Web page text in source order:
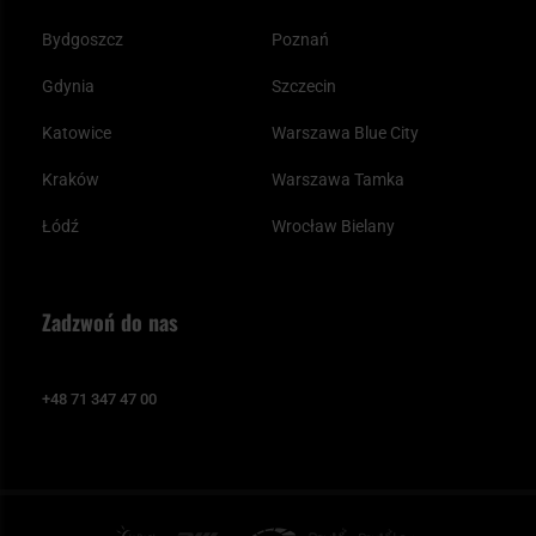
Bydgoszcz
Gdynia
Katowice
Kraków
Łódź
Poznań
Szczecin
Warszawa Blue City
Warszawa Tamka
Wrocław Bielany
Zadzwoń do nas
+48 71 347 47 00